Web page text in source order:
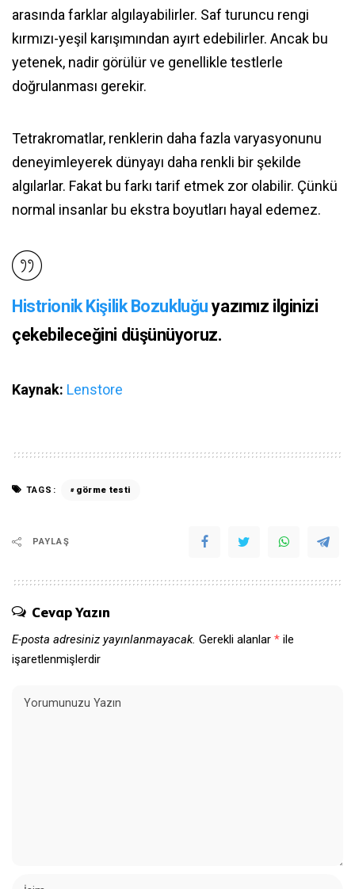
arasında farklar algılayabilirler. Saf turuncu rengi
kırmızı-yeşil karışımından ayırt edebilirler. Ancak bu
yetenek, nadir görülür ve genellikle testlerle
doğrulanması gerekir.
Tetrakromatlar, renklerin daha fazla varyasyonunu
deneyimleyerek dünyayı daha renkli bir şekilde
algılarlar. Fakat bu farkı tarif etmek zor olabilir. Çünkü
normal insanlar bu ekstra boyutları hayal edemez.
Histrionik Kişilik Bozukluğu yazımız ilginizi
çekebileceğini düşünüyoruz.
Kaynak: Lenstore
TAGS: görme testi
PAYLAŞ
Cevap Yazın
E-posta adresiniz yayınlanmayacak. Gerekli alanlar * ile
işaretlenmişlerdir